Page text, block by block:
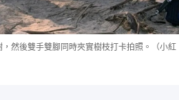
然後雙手雙腳同時夾實樹枝打卡拍照。（小紅